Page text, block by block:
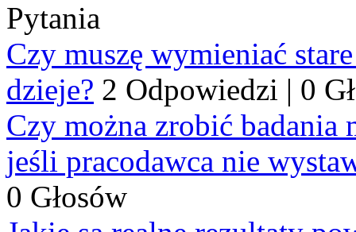
Pytania
Czy muszę wymieniać
dzieje? 2 Odpowiedzi | 0
Czy można zrobić badania
jeśli pracodawca nie
0 Głosów